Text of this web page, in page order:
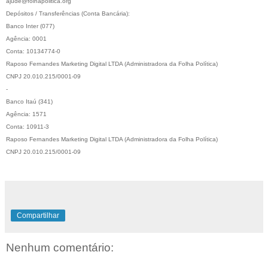
Depósitos / Transferências (Conta Bancária):
Banco Inter (077)
Agência: 0001
Conta: 10134774-0
Raposo Fernandes Marketing Digital LTDA (Administradora da Folha Política)
CNPJ 20.010.215/0001-09
-
Banco Itaú (341)
Agência: 1571
Conta: 10911-3
Raposo Fernandes Marketing Digital LTDA (Administradora da Folha Política)
CNPJ 20.010.215/0001-09
Compartilhar
Nenhum comentário: